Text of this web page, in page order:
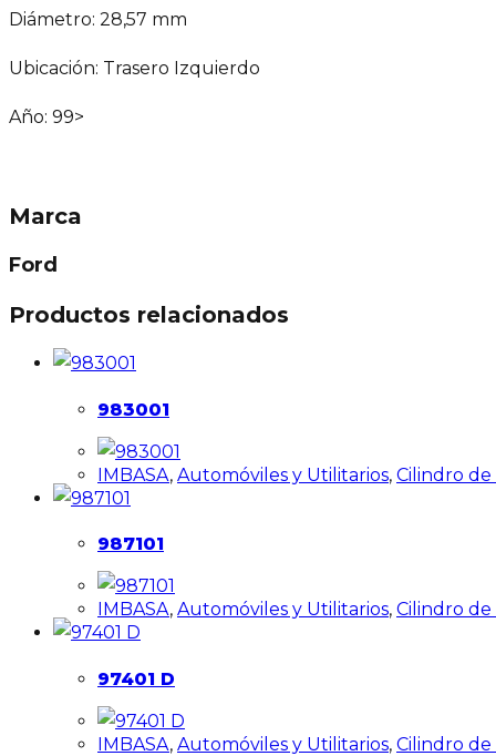
Diámetro: 28,57 mm
Ubicación: Trasero Izquierdo
Año: 99>
Marca
Ford
Productos relacionados
983001
IMBASA, Automóviles y Utilitarios, Cilindro
987101
IMBASA, Automóviles y Utilitarios, Cilindro
97401 D
IMBASA, Automóviles y Utilitarios, Cilindro